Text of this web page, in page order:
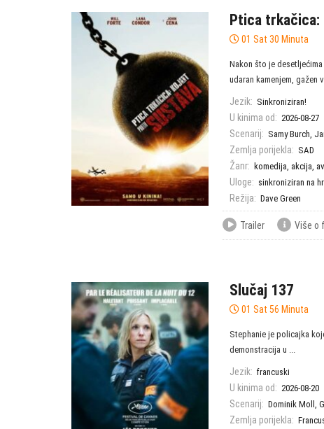
Ptica
01 Sat 30 Minuta
Nakon što je
udaran kamenjem, gažen
Jezik: Sinkroniziran!
U kinima od: 2026-08-27
Scenarij: Samy Burch,
Zemlja porijekla: SAD
Žanr: komedija, akcija,
Uloge: sinkroniziran na
Režija: Dave Green
Trailer Više o
Slučaj 137
01 Sat 56 Minuta
Stephanie je policajka
demonstracija u ...
Jezik: francuski
U kinima od: 2026-08-20
Scenarij: Dominik Moll ,
Zemlja porijekla: